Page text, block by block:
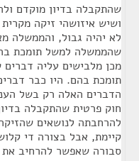
שהתקבלה בדיון מוקדם
ושיש איזושהי זיקה
לא יהיה גבול, והממשלה
שהממשלה למשל תומכת
מכן מלבישים עליה
תומכת בהם. היו כבר
הדברים האלה רק בשל
חוק פרטית שהתקבלה
להרחבתה לנושאים
קיימת, אבל בצורה די
סבורה שאפשר להרחיב